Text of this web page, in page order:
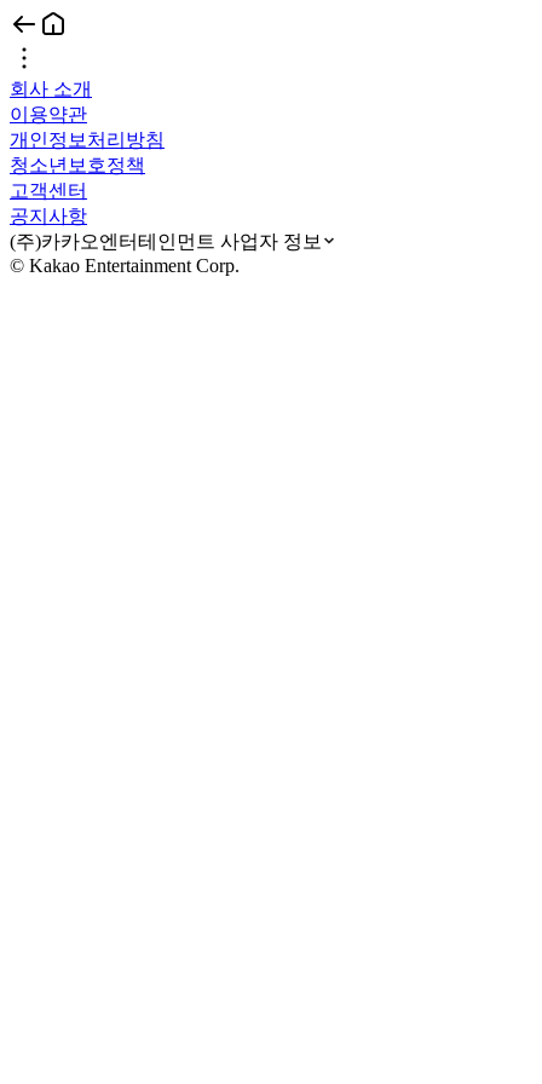
회사 소개
이용약관
개인정보처리방침
청소년보호정책
고객센터
공지사항
(주)카카오엔터테인먼트 사업자 정보
© Kakao Entertainment Corp.